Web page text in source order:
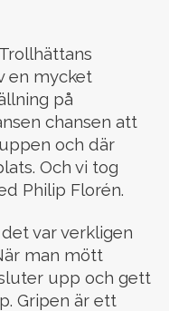
en mycket
på
chansen att
och där
Och vi tog
Philip Florén.
var verkligen
man mött
upp och gett
Gripen är ett